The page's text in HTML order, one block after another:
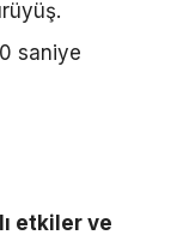
saniye
etkiler ve